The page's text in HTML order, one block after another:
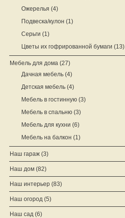
Ожерелья (4)
Подвеска/кулон (1)
Серьги (1)
Цветы их гофрированной бумаги (13)
Мебель для дома (27)
Дачная мебель (4)
Детская мебель (4)
Мебель в гостинную (3)
Мебель в спальню (3)
Мебель для кухни (6)
Мебель на балкон (1)
Наш гараж (3)
Наш дом (82)
Наш интерьер (83)
Наш огород (5)
Наш сад (6)